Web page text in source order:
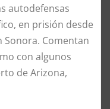
autodefensas
en prisión desde
Sonora. Comentan
con algunos
de Arizona,